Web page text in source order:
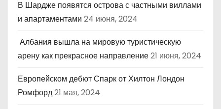
В Шардже появятся острова с частными виллами
и апартаментами 24 июня, 2024
Албания вышла на мировую туристическую
арену как прекрасное направление21 июня, 2024
Европейском дебют Спарк от Хилтон Лондон
Ромфорд21 мая, 2024